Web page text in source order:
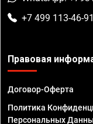
+7 499 113-46-91
Правовая
Договор-Оферта
Политика
Персональных